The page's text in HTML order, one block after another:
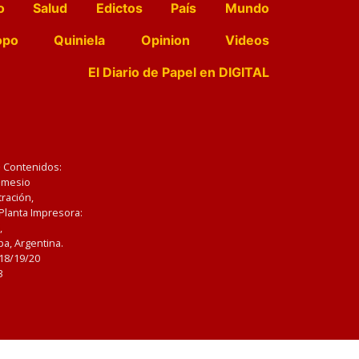
Salud Edictos País
Mundo
Quiniela Opinion
Videos
El Diario de Papel en DIGITAL
Impresora:
Argentina.
19/20